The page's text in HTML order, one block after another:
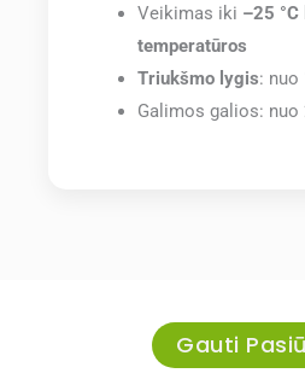
Veikimas iki –25 °C
temperatūros
Triukšmo lygis: nuo
Galimos galios: nuo
Gauti